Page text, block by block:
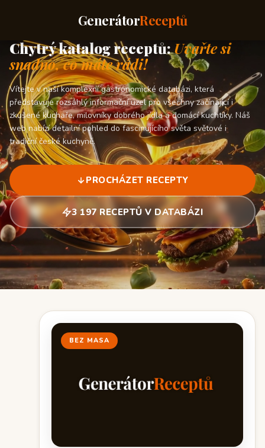
GenerátorReceptů
Chytrý katalog receptů:Uvařte si
snadno, co máte rádi!
Vítejte v naší komplexní gastronomické databázi, která
představuje rozsáhlý informační uzel pro všechny začínající i
zkušené kuchaře, milovníky dobrého jídla a domácí kuchtíky. Náš
web nabízí detailní pohled do fascinujícího světa světové i
tradiční české kuchyně.
PROCHÁZET RECEPTY
3 197 RECEPTŮ V DATABÁZI
BEZ MASA